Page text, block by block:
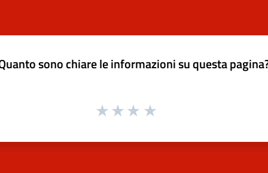
sono chiare le informazioni su questa